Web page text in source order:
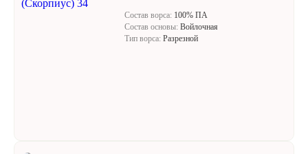
Состав ворса: 100% ПА
Состав основы: Войлочная
Тип ворса: Разрезной